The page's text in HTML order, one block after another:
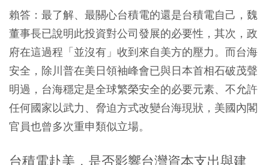
賴答：最了解、最關心台積電的還是台積電自己，魏
董事長已說明此投資對公司發展的必要性，其次，政
府在這過程「並沒有」收到來自美方的壓力。而台海
安全，除川普在美日領袖峰會已與日本首相石破茂聲
明過，台海穩定是全球繁榮安全的必要元素、不允許
任何國家以武力、脅迫方式改變台海現狀，美國內閣
官員也曾多次重申類似立場。
台積電赴美，是否影響台灣資本支出與建